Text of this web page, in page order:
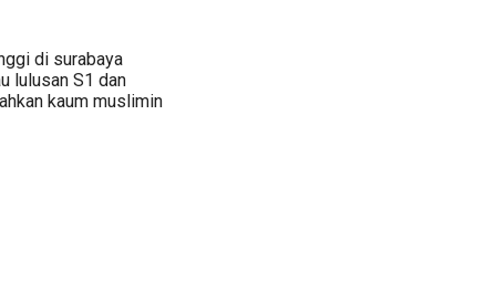
di surabaya
lulusan S1 dan
kaum muslimin